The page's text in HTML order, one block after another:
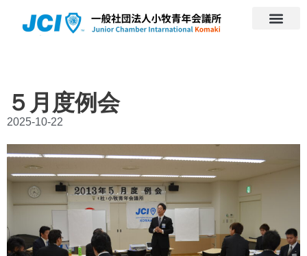
５月度例会
2025-10-22